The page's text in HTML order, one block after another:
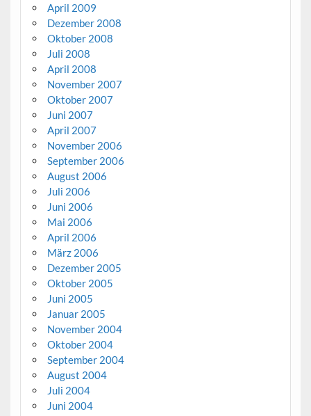
April 2009
Dezember 2008
Oktober 2008
Juli 2008
April 2008
November 2007
Oktober 2007
Juni 2007
April 2007
November 2006
September 2006
August 2006
Juli 2006
Juni 2006
Mai 2006
April 2006
März 2006
Dezember 2005
Oktober 2005
Juni 2005
Januar 2005
November 2004
Oktober 2004
September 2004
August 2004
Juli 2004
Juni 2004